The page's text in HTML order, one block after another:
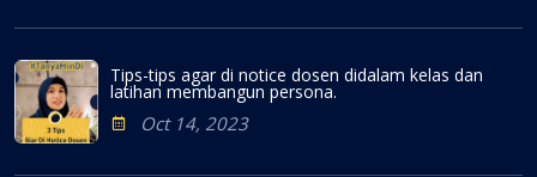
Tips-tips agar di notice dosen didalam kelas dan
latihan membangun persona.
Oct 14, 2023